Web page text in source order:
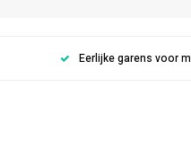
Eerlijke garens voor